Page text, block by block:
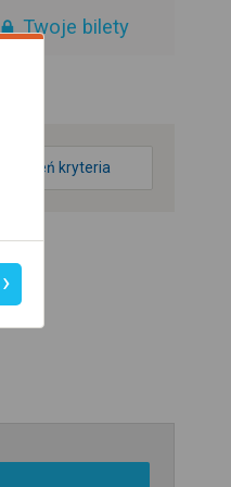
Twoje bilety
zmień kryteria